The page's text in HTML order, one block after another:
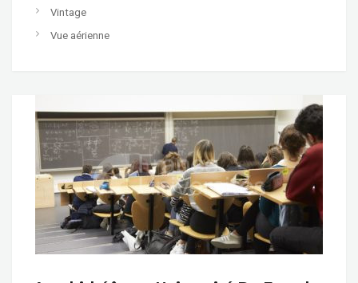
Vintage
Vue aérienne